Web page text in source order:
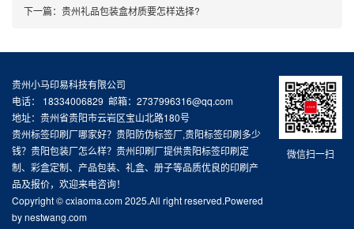
下一篇： 贵州礼品包装盒材质要怎样选择?
微信扫一扫
贵州小马印易科技有限公司
电话： 18334006829 邮箱：2737996316@qq.com
地址：贵州省贵阳市云岩区宝山北路180号
贵州标签印刷厂哪家好？贵阳防伪标签厂,贵阳标签印刷多少
钱？贵阳包装厂怎么样？贵州印刷厂提供贵阳标签印刷定
制、彩盒定制、产品包装、礼盒、册子等品质优良的印刷产
品及报价，欢迎来电咨询！
Copyright © cxiaoma.com 2025.All right reserved.Powered
by nestwang.com